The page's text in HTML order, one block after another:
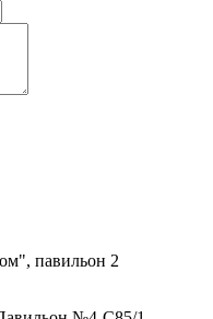
павильон 2